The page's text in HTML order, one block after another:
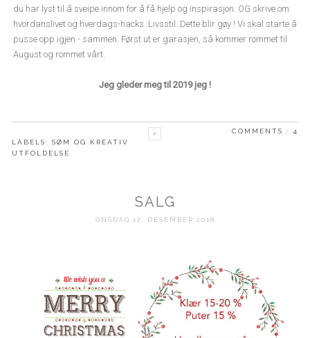
du har lyst til å sveipe innom for å få hjelp og inspirasjon. OG skrive om
hvordanslivet og hverdags-hacks. Livsstil. Dette blir gøy ! Vi skal starte å
pusse opp igjen - sammen. Først ut er garasjen, så kommer rommet til
August og rommet vårt.
Jeg gleder meg til 2019 jeg !
COMMENTS : 4
LABELS: SØM OG KREATIV
UTFOLDELSE
SALG
ONSDAG 12. DESEMBER 2018